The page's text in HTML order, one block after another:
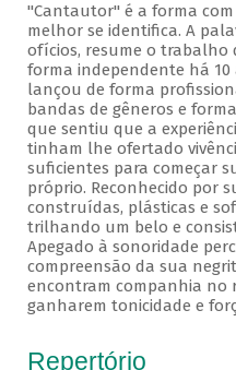
"Cantautor" é a forma
melhor se identifica. A
ofícios, resume o trabalho
forma independente há 10
lançou de forma
bandas de gêneros e
que sentiu que a
tinham lhe ofertado
suficientes para começar
próprio. Reconhecido por
construídas, plásticas e
trilhando um belo e
Apegado à sonoridade
compreensão da sua
encontram companhia no
ganharem tonicidade e
Repertório